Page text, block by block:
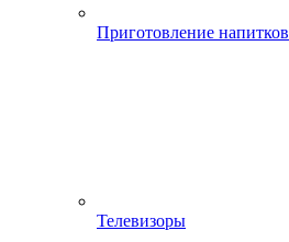
Приготовление напитков
Телевизоры